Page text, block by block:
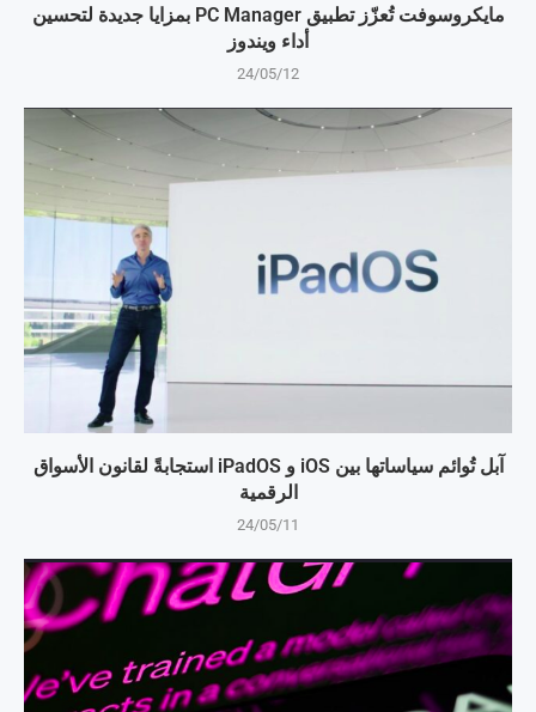
مايكروسوفت تُعزّز تطبيق PC Manager بمزايا جديدة لتحسين
أداء ويندوز
24/05/12
آبل تُوائم سياساتها بين iOS و iPadOS استجابةً لقانون الأسواق
الرقمية
24/05/11